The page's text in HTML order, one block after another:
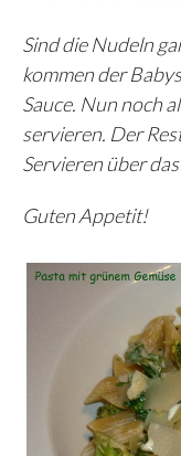
Sind die Nudeln
kommen der
Sauce. Nun noch
servieren. Der
Servieren über
Guten Appetit!